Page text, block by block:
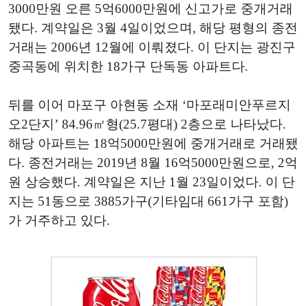
3000만원 오른 5억6000만원에 신고가로 중개거래
됐다. 계약일은 3월 4일이었으며, 해당 평형의 종전
거래는 2006년 12월에 이뤄졌다. 이 단지는 광진구
중곡동에 위치한 18가구 단독동 아파트다.
뒤를 이어 마포구 아현동 소재 ‘마포래미안푸르지
오2단지’ 84.96㎡형(25.7평대) 2층으로 나타났다.
해당 아파트는 18억5000만원에 중개거래로 거래됐
다. 종전거래는 2019년 8월 16억5000만원으로, 2억
원 상승했다. 계약일은 지난 1월 23일이었다. 이 단
지는 51동으로 3885가구(기타임대 661가구 포함)
가 거주하고 있다.